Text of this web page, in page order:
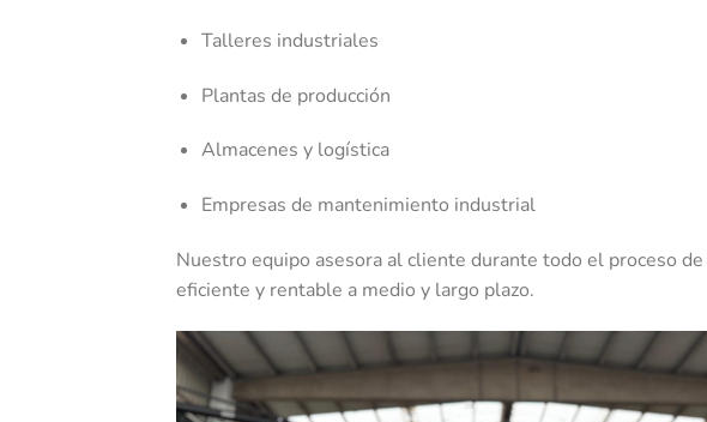
Talleres industriales
Plantas de producción
Almacenes y logística
Empresas de mantenimiento industrial
Nuestro equipo asesora al cliente durante todo el proceso de
eficiente y rentable a medio y largo plazo.